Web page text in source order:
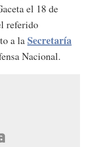
el 18 de
referido
a laSecretaría
Nacional.